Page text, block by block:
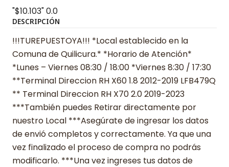
"$10.103"0.0
DESCRIPCIÓN
!!!TUREPUESTOYA!!! *Local establecido en la
Comuna de Quilicura.* *Horario de Atención*
*Lunes – Viernes 08:30 / 18:00 *Viernes 8:30 / 17:30
**Terminal Direccion RH X60 1.8 2012-2019 LFB479Q
** Terminal Direccion RH X70 2.0 2019-2023
***También puedes Retirar directamente por
nuestro Local ***Asegúrate de ingresar los datos
de envió completos y correctamente. Ya que una
vez finalizado el proceso de compra no podrás
modificarlo. ***Una vez ingreses tus datos de